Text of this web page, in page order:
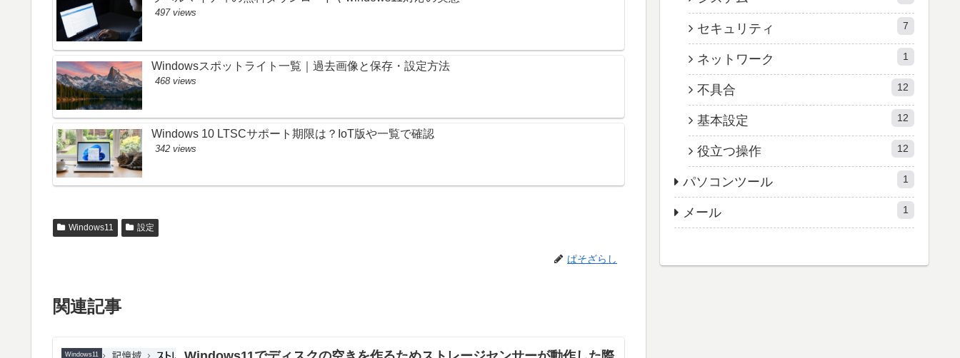
497 views
Windowsスポットライト一覧｜過去画像と保存・設定方法
468 views
Windows 10 LTSCサポート期限は？IoT版や一覧で確認
342 views
Windows11 設定
ぱそざらし
関連記事
Windows11
セキュリティ 7
ネットワーク 1
不具合 12
基本設定 12
役立つ操作 12
パソコンツール 1
メール 1